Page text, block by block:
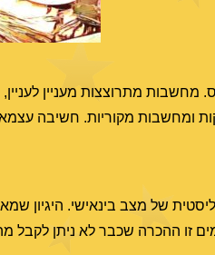
מחשבות מתרוצצות מעניין
ומחשבות מקוריות. חשיבה
של מצב בינאישי.
זו ההכרה שכבר לא ניתן